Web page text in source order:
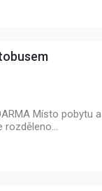
Místo pobytu a
rozděleno…